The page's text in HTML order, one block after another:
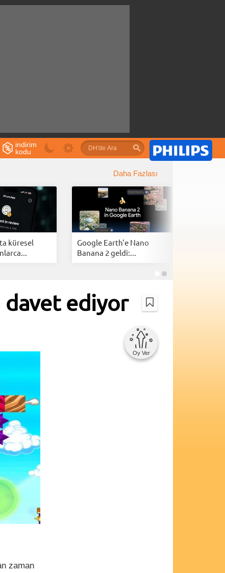
indirim
kodu
Daha Fazlası
küresel
Google Earth'e Nano
Banana 2 geldi:...
davet ediyor
Oy Ver
zaman